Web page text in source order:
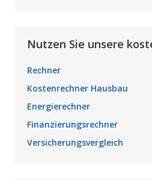
Nutzen Sie unsere
Rechner
Kostenrechner Hausbau
Energierechner
Finanzierungsrechner
Versicherungsvergleich